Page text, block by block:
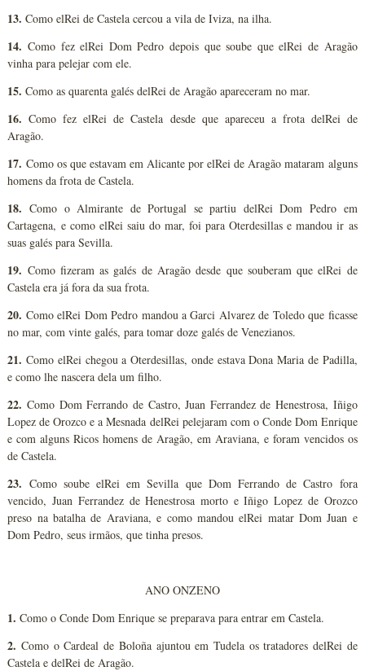
13. Como elRei de Castela cercou a vila de Iviza, na ilha.
14. Como fez elRei Dom Pedro depois que soube que elRei de Aragão
vinha para pelejar com ele.
15. Como as quarenta galés delRei de Aragão apareceram no mar.
16. Como fez elRei de Castela desde que apareceu a frota delRei de
Aragão.
17. Como os que estavam em Alicante por elRei de Aragão mataram alguns
homens da frota de Castela.
18. Como o Almirante de Portugal se partiu delRei Dom Pedro em
Cartagena, e como elRei saiu do mar, foi para Oterdesillas e mandou ir as
suas galés para Sevilla.
19. Como fizeram as galés de Aragão desde que souberam que elRei de
Castela era já fora da sua frota.
20. Como elRei Dom Pedro mandou a Garci Alvarez de Toledo que ficasse
no mar, com vinte galés, para tomar doze galés de Venezianos.
21. Como elRei chegou a Oterdesillas, onde estava Dona Maria de Padilla,
e como lhe nascera dela um filho.
22. Como Dom Ferrando de Castro, Juan Ferrandez de Henestrosa, Iñigo
Lopez de Orozco e a Mesnada delRei pelejaram com o Conde Dom Enrique
e com alguns Ricos homens de Aragão, em Araviana, e foram vencidos os
de Castela.
23. Como soube elRei em Sevilla que Dom Ferrando de Castro fora
vencido, Juan Ferrandez de Henestrosa morto e Iñigo Lopez de Orozco
preso na batalha de Araviana, e como mandou elRei matar Dom Juan e
Dom Pedro, seus irmãos, que tinha presos.
ANO ONZENO
1. Como o Conde Dom Enrique se preparava para entrar em Castela.
2. Como o Cardeal de Boloña ajuntou em Tudela os tratadores delRei de
Castela e delRei de Aragão.